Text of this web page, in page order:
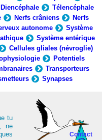
Diencéphale
Télencéphale
Nerfs crâniens
Nerfs
autonome
Système
Système entérique
Cellules gliales (névroglie)
Potentiels
Transporteurs
Synapses
Contact
tu
ne